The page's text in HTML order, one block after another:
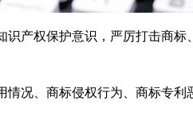
权保护意识，严厉打击商标
、商标侵权行为、商标专利恶